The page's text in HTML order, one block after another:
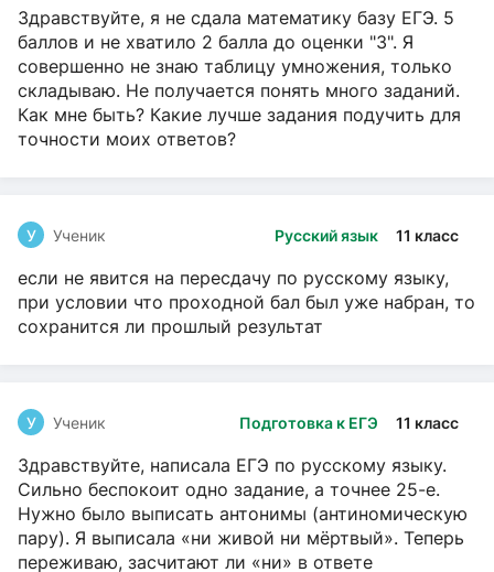
Здравствуйте, я не сдала математику базу ЕГЭ. 5
баллов и не хватило 2 балла до оценки "3". Я
совершенно не знаю таблицу умножения, только
складываю. Не получается понять много заданий.
Как мне быть? Какие лучше задания подучить для
точности моих ответов?
Русский язык 11 класс
У Ученик
если не явится на пересдачу по русскому языку,
при условии что проходной бал был уже набран, то
сохранится ли прошлый результат
Подготовка к ЕГЭ 11 класс
У Ученик
Здравствуйте, написала ЕГЭ по русскому языку.
Сильно беспокоит одно задание, а точнее 25-е.
Нужно было выписать антонимы (антиномическую
пару). Я выписала «ни живой ни мёртвый». Теперь
переживаю, засчитают ли «ни» в ответе